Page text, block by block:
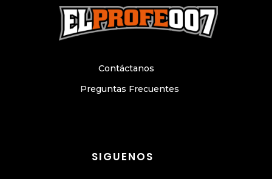
SIGUENOS
Preguntas Frecuentes
Contáctanos